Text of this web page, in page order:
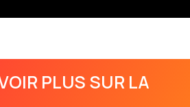
PLUS SUR LA